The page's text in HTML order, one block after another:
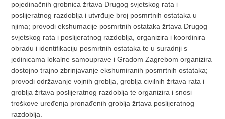
pojedinačnih grobnica žrtava Drugog svjetskog rata i
poslijeratnog razdoblja i utvrđuje broj posmrtnih ostataka u
njima; provodi ekshumacije posmrtnih ostataka žrtava Drugog
svjetskog rata i poslijeratnog razdoblja, organizira i koordinira
obradu i identifikaciju posmrtnih ostataka te u suradnji s
jedinicama lokalne samouprave i Gradom Zagrebom organizira
dostojno trajno zbrinjavanje ekshumiranih posmrtnih ostataka;
provodi održavanje vojnih groblja, groblja civilnih žrtava rata i
groblja žrtava poslijeratnog razdoblja te organizira i snosi
troškove uređenja pronađenih groblja žrtava poslijeratnog
razdoblja.